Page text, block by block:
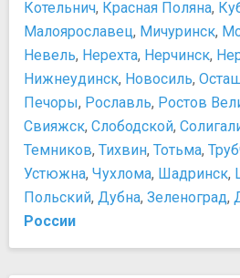
Памятник Николаю I
Памятник Нос Майора Ковалева
Памятник Чижику-Пыжику
Сфинксы на Университетской
Парки и природные
Александровский парк
Летний сад
Михайловский сад
Московский парк Победы
Парк 300-летия
Петергоф. Нижний парк
Котельнич, Красная Поляна,
Малоярославец, Мичуринск,
Невель, Нерехта, Нерчинск,
Нижнеудинск, Новосиль,
Печоры, Рославль, Ростов
Свияжск, Слободской,
Темников, Тихвин, Тотьма,
Устюжна, Чухлома, Шадринск,
Польский, Дубна, Зеленоград,
России